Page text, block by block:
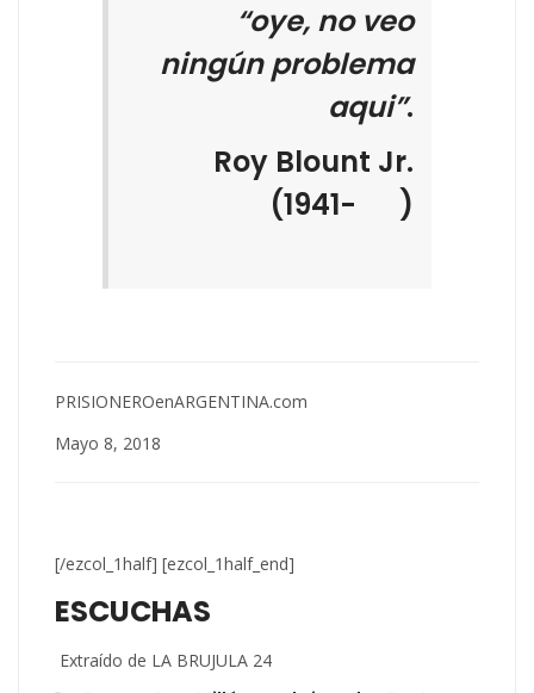
“oye, no veo
ningún problema
aqui”.
Roy Blount Jr.
(1941- )
PRISIONEROenARGENTINA.com
Mayo 8, 2018
[/ezcol_1half] [ezcol_1half_end]
ESCUCHAS
Extraído de LA BRUJULA 24